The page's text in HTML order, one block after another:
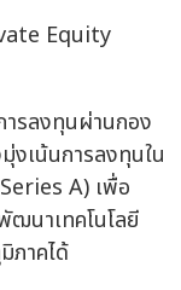
Equity
รลงทุนผ่านกอง
เน้นการลงทุนใน
A) เพื่อ
ฒนาเทคโนโลยี
ภาคได้